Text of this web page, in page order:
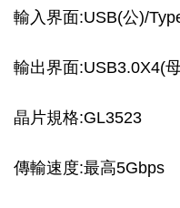
輸入界面:USB(公)/
輸出界面:USB3.0X4(
晶片規格:GL3523
傳輸速度:最高5Gbps